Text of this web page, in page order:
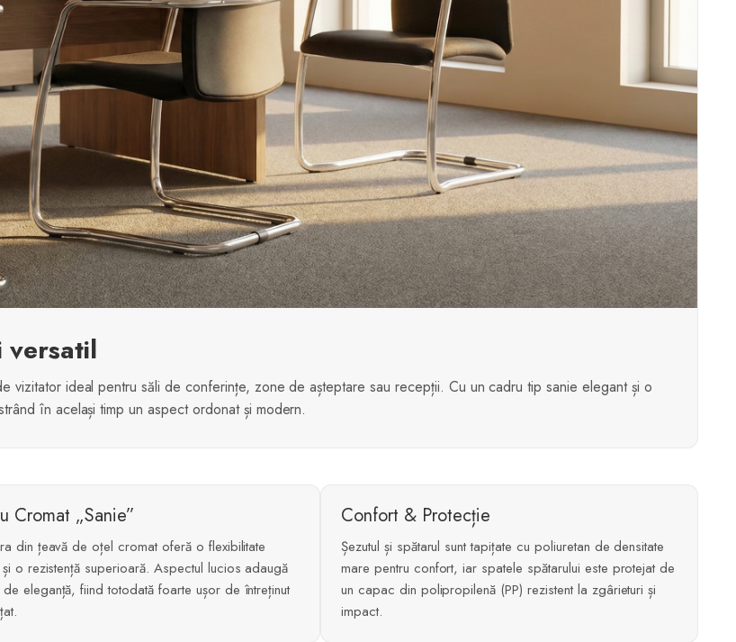
versatil
vizitator ideal pentru săli de conferințe, zone de așteptare sau recepții. Cu un cadru tip sanie elegant și o
în același timp un aspect ordonat și modern.
Cromat „Sanie”
din țeavă de oțel cromat oferă o flexibilitate
și o rezistență superioară. Aspectul lucios adaugă
eleganță, fiind totodată foarte ușor de întreținut
Confort & Protecție
Șezutul și spătarul sunt tapițate cu poliuretan de densitate
mare pentru confort, iar spatele spătarului este protejat de
un capac din polipropilenă (PP) rezistent la zgârieturi și
impact.